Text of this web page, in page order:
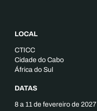
LOCAL
CTICC
Cidade do Cabo
África do Sul
DATAS
8 a 11 de fevereiro de 2027